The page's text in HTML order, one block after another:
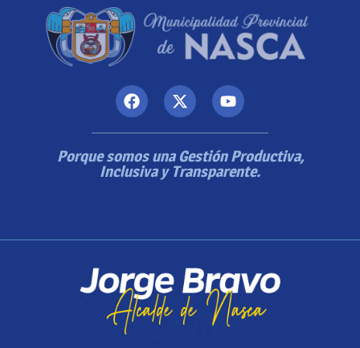
Porque somos una Gestión Productiva,
Inclusiva y Transparente.